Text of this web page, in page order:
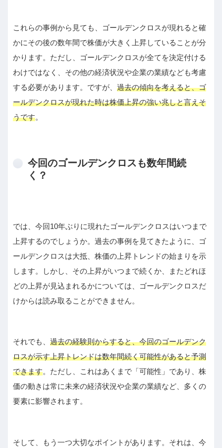
これらの事例から見ても、ゴールデンクロスが現れると確
かにその後の数年間で株価が大きく上昇していることが分
かります。ただし、ゴールデンクロスが全てを決定付ける
わけではなく、その他の経済状況や企業の業績なども考慮
する必要があります。ですが、 過去の傾向を考えると、ゴ
ールデンクロスが現れた時は株価上昇の強い兆しと言えそ
うです。
今回のゴールデンクロスも数年間続
く？
では、今回10年ぶりに現れたゴールデンクロスはいつまで
上昇するのでしょうか。過去の事例を見てきたように、ゴ
ールデンクロスは大抵、株価の上昇トレンドの始まりを示
します。しかし、その上昇がいつまで続くか、またどれほ
どの上昇が見込まれるかについては、ゴールデンクロスだ
けからは読み取ることができません。
それでも、 過去の経験則からすると、今回のゴールデンク
ロスが示す上昇トレンドは数年間続く可能性があると予測
できます。ただし、これはあくまで「可能性」であり、株
価の動きは常に未来の経済状況や企業の業績など、多くの
要素に影響されます。
そして、もう一つ大切なポイントがあります。それは、今